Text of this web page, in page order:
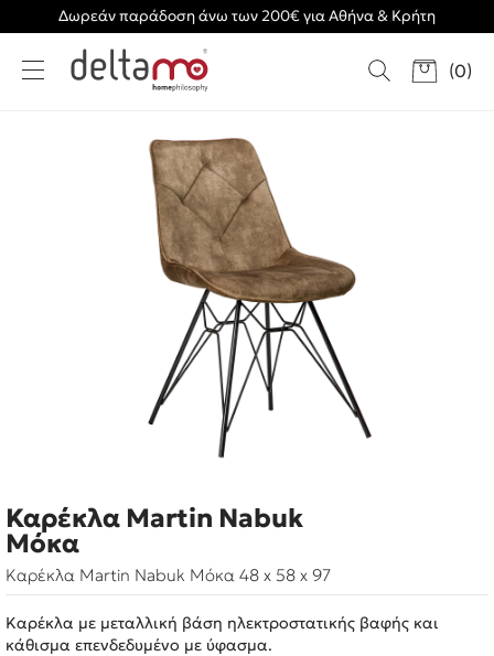
Δωρεάν παράδοση άνω των 200€ για Αθήνα & Κρήτη
(0)
Καρέκλα Martin Nabuk
Μόκα
Καρέκλα Martin Nabuk Μόκα 48 x 58 x 97
Καρέκλα με μεταλλική βάση ηλεκτροστατικής βαφής και
κάθισμα επενδεδυμένο με ύφασμα.